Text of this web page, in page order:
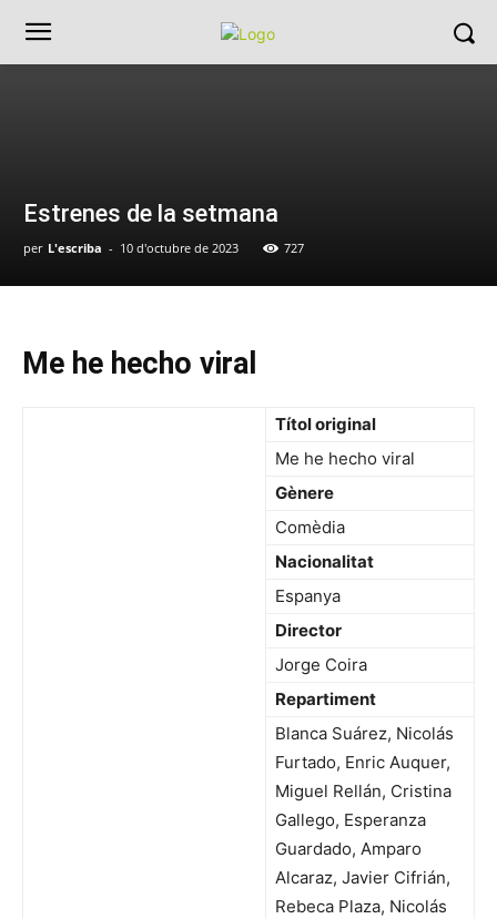
Estrenes de la setmana
per L'escriba - 10 d'octubre de 2023 727
Me he hecho viral
Títol original
Me he hecho viral
Gènere
Comèdia
Nacionalitat
Espanya
Director
Jorge Coira
Repartiment
Blanca Suárez, Nicolás
Furtado, Enric Auquer,
Miguel Rellán, Cristina
Gallego, Esperanza
Guardado, Amparo
Alcaraz, Javier Cifrián,
Rebeca Plaza, Nicolás